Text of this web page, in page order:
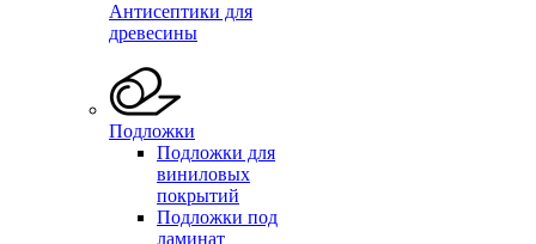
Антисептики для
древесины
Подложки
Подложки для
виниловых
покрытий
Подложки под
ламинат